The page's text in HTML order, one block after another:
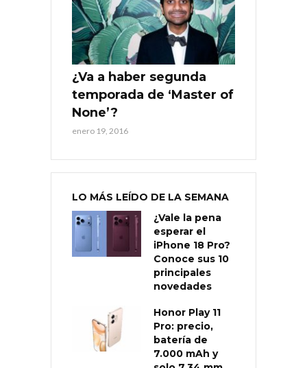
¿Va a haber segunda
temporada de ‘Master of
None’?
enero 19, 2016
LO MÁS LEÍDO DE LA SEMANA
¿Vale la pena
esperar el
iPhone 18 Pro?
Conoce sus 10
principales
novedades
Honor Play 11
Pro: precio,
batería de
7.000 mAh y